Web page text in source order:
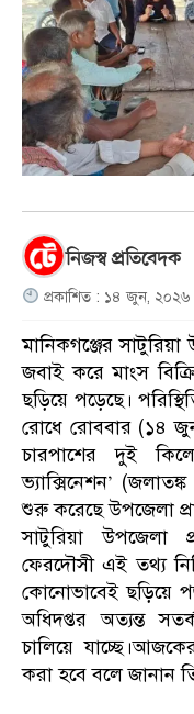
নিজস্ব প্রতিবেদক
প্রকাশিত : ১৪ জুন,
মানিকগঞ্জের
জবাই করে মাংস
ছড়িয়ে পড়েছে।
রোধে রোববার (১৪
চারপাশের দুই
ভ্যাক্সিনেশন’
শুরু করেছে উপজেলা
​সাটুরিয়া উপজেলা
ফেরদৌসী এই তথ্য
কোনোভাবেই ছড়িয়ে
অধিদপ্তর অত্যন্ত
চালিয়ে
করা হবে বলে জানান